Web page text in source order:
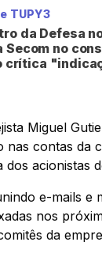
TUPY3
da Defesa
Secom no
crítica
Miguel
contas da
acionistas
e-mails
nos
da